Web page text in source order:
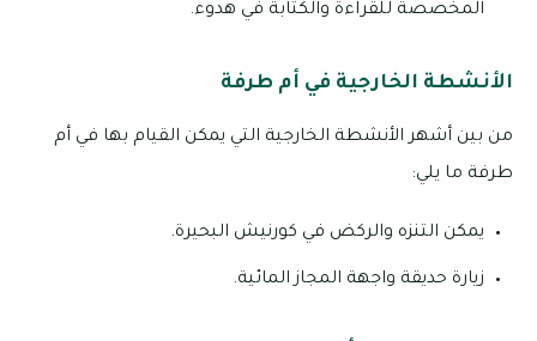
المخصصة للقراءة والكتابة في هدوء.
الأنشطة الخارجية في أم طرفة
من بين أشهر الأنشطة الخارجية التي يمكن القيام بها في أم
طرفة ما يلي:
يمكن التنزه والركض في كورنيش البحيرة.
زيارة حديقة واجهة المجاز المائية.